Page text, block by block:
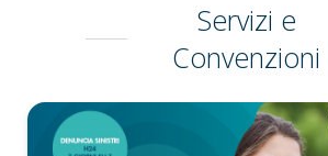
Servizi e
Convenzioni